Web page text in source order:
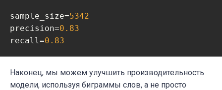
sample_size=5342
precision=0.83
recall=0.83
Наконец, мы можем улучшить производительность
модели, используя биграммы слов, а не просто